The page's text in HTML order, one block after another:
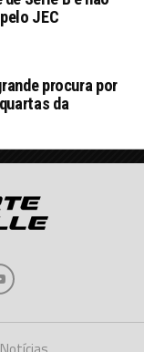
JEC
procura por
da